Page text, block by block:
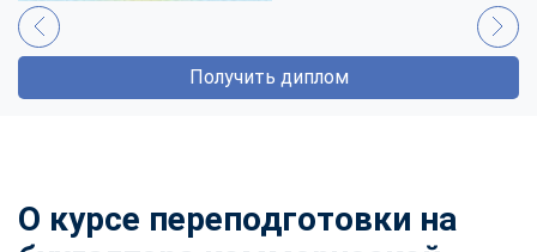
Получить диплом
О курсе переподготовки на